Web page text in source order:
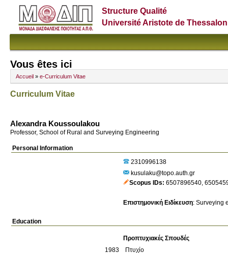
Structure Qualité
Université Aristote de
Vous êtes ici
Accueil » e-Curriculum Vitae
Curriculum Vitae
Alexandra Koussoulakou
Professor, School of Rural and Surveying Engineering
Personal Information
2310996138
kusulaku@topo.auth.gr
Scopus IDs 6507896540,
Επιστημονική Ειδίκευση: Surveying
Education
Προπτυχιακές Σπουδές
1983
Πτυχίο